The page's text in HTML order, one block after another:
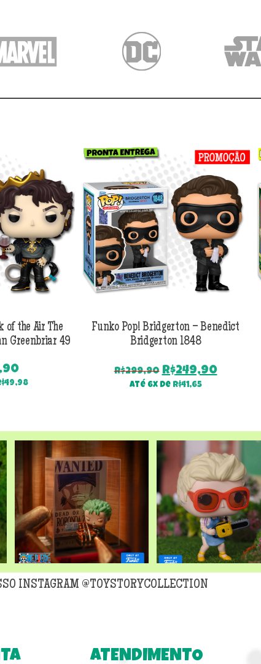
of the Air The
Greenbriar 49
49,98
Funko Pop! Bridgerton – Benedict
Bridgerton 1848
R$299,90 O
preço
R$249,90O
Até 6x de R$41,65
INSTAGRAM @TOYSTORYCOLLECTION
ATENDIMENTO